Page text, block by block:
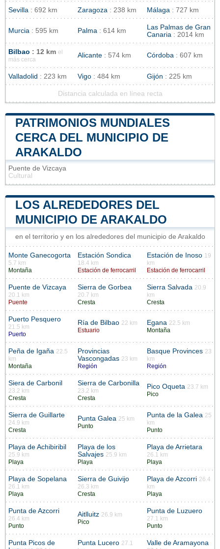
Sevilla : 692 km Zaragoza : 238 km Málaga : 727 km
Murcia : 595 km Palma : 614 km
Las Palmas de Gran
Canaria : 2014 km
Bilbao : 12 km el
más cerca
Alicante : 574 km Córdoba : 607 km
Valladolid : 223 km Vigo : 484 km Gijón : 225 km
Distancia calculada en línea recta
PATRIMONIOS MUNDIALES
CERCA DEL MUNICIPIO DE
ARAKALDO
Puente de Vizcaya
Cultural
LOS ALREDEDORES DEL
MUNICIPIO DE ARAKALDO
en el territorio y en los alrededores del municipio de Arakaldo
Monte Ganecogorta
5.7 km
Montaña
Estación Sondica
18.4 km
Estación de ferrocarril
Estación de Inoso 19
km
Estación de ferrocarril
Puente de Vizcaya
20.1 km
Puente
Sierra de Gorbea
20.7 km
Cresta
Sierra Salvada 20.9
km
Cresta
Puerto Pesquero
21.5 km
Puerto
Ría de Bilbao 22 km
Estuario
Egana 22.5 km
Montaña
Peña de Igaña 22.5
km
Montaña
Provincias
Vascongadas 23 km
Región
Basque Provinces 23
km
Región
Siera de Carbonil
23.2 km
Cresta
Sierra de Carbonilla
23.2 km
Cresta
Pico Oqueta 23.7 km
Pico
Sierra de Guillarte
24.9 km
Cresta
Punta Galea 25 km
Punto
Punta de la Galea 25
km
Punto
Playa de Achibiribil
25.9 km
Playa
Playa de los
Salvajes 25.9 km
Playa
Playa de Arrietara
26.1 km
Playa
Playa de Sopelana
26.1 km
Playa
Sierra de Guivijo
26.3 km
Cresta
Playa de Azcorri 26.4
km
Playa
Punta de Azcorri
26.4 km
Punto
Aitlluitz 26.9 km
Pico
Punta de Luzuero
27.1 km
Punto
Punta Picos de
Punta Lucero 27.1
Valle de Aramayona